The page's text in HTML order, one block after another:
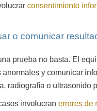
consentimiento
o comunicar
prueba no basta. El
anormales y comunicar
radiografía o ultrasonido
involucran errores de